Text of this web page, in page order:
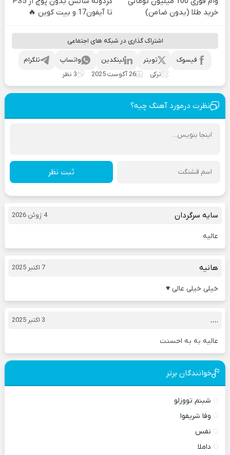
خرید طلا (بدون ضامن)
تا آیفون17 و بیت کوین 🔥
اشتراک گذاری در شبکه های اجتماعی
تلگرام واتساپ لینکدین تویتر
فیسوک
ترکی
26 آگوست 2025 3 نظر
نظرت درمورد آهنگ چیه؟
ثبت نظر
سایه سرگردان 4 ژوئن 2026
عالیه
هانیه 7 اکتبر 2025
خیلی خیلی عالی ♥️
…. 3 اکتبر 2025
عالیه به به احسنت
خوانندگان برتر
شبنم تووزلو
وفا شریفوا
نفس
داملا